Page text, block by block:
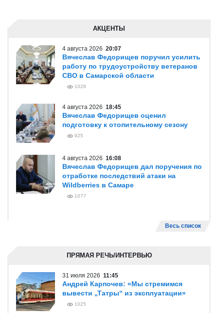
АКЦЕНТЫ
4 августа 2026 20:07
Вячеслав Федорищев поручил усилить
работу по трудоустройству ветеранов
СВО в Самарской области
1028
4 августа 2026 18:45
Вячеслав Федорищев оценил
подготовку к отопительному сезону
925
4 августа 2026 16:08
Вячеслав Федорищев дал поручения по
отработке последствий атаки на
Wildberries в Самаре
1077
Весь список
ПРЯМАЯ РЕЧЬ/ИНТЕРВЬЮ
31 июля 2026 11:45
Андрей Карпочев: «Мы стремимся
вывести „Татры“ из эксплуатации»
1025